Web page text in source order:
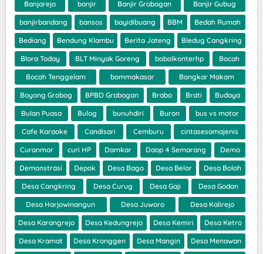
Banjarejo banjir Banjir Grobogan Banjir Gubug
banjirbandang bansos bayidibuang BBM Bedah Rumah
Bediang Bendung Klambu Berita Jateng Bledug Cangkring
Blora Today BLT Minyak Goreng bobolkonterhp Bocah
Bocah Tenggelam bommakasar Bongkar Makam
Boyong Grobog BPBD Grobogan Brabo Brati Budaya
Bulan Puasa Bulog bunuhdiri Buron bus vs motor
Cafe Karaoke Candisari Cemburu cintasesamajenis
Curanmor curi HP Damkar Daop 4 Semarang Demo
Demonstrasi Depok Desa Bago Desa Belor Desa Boloh
Desa Cangkring Desa Curug Desa Gaji Desa Godan
Desa Harjowinangun Desa Juworo Desa Kalirejo
Desa Karangrejo Desa Kedungrejo Desa Kemiri Desa Ketro
Desa Kramat Desa Kronggen Desa Mangin Desa Menawan